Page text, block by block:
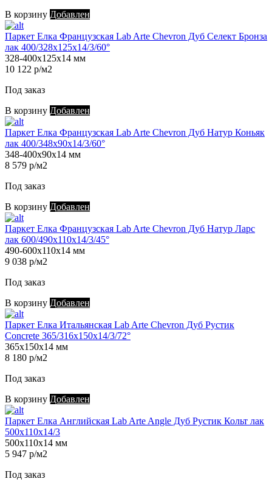
В корзину Добавлен
Паркет Елка Французская Lab Arte Chevron Дуб Селект Бронза
лак 400/328х125х14/3/60°
328-400х125х14 мм
10 122 р/м2
Под заказ
В корзину Добавлен
Паркет Елка Французская Lab Arte Chevron Дуб Натур Коньяк
лак 400/348х90х14/3/60°
348-400х90х14 мм
8 579 р/м2
Под заказ
В корзину Добавлен
Паркет Елка Французская Lab Arte Chevron Дуб Натур Ларс
лак 600/490х110х14/3/45°
490-600х110х14 мм
9 038 р/м2
Под заказ
В корзину Добавлен
Паркет Елка Итальянская Lab Arte Chevron Дуб Рустик
Concrete 365/316х150х14/3/72°
365х150х14 мм
8 180 р/м2
Под заказ
В корзину Добавлен
Паркет Елка Английская Lab Arte Angle Дуб Рустик Кольт лак
500х110х14/3
500х110х14 мм
5 947 р/м2
Под заказ